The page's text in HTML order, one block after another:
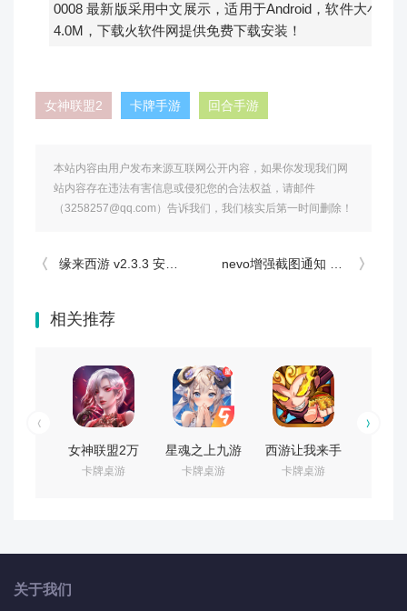
0008 最新版采用中文展示，适用于Android，软件大小
4.0M，下载火软件网提供免费下载安装！
女神联盟2 卡牌手游 回合手游
本站内容由用户发布来源互联网公开内容，如果你发现我们网
站内容存在违法有害信息或侵犯您的合法权益，请邮件
（3258257@qq.com）告诉我们，我们核实后第一时间删除！
缘来西游 v2.3.3 安卓版 nevo增强截图通知 v2.0 最新版
相关推荐
女神联盟2万
圣节版
卡牌桌游
星魂之上九游
版 v3.0.7 礼包
卡牌桌游
西游让我来手
游下载 v2.1.1
卡牌桌游
关于我们